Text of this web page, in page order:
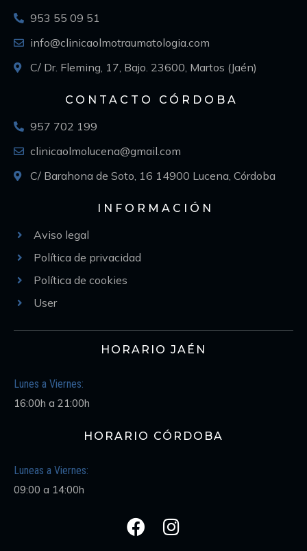
953 55 09 51
info@clinicaolmotraumatologia.com
C/ Dr. Fleming, 17, Bajo. 23600, Martos (Jaén)
CONTACTO CÓRDOBA
957 702 199
clinicaolmolucena@gmail.com
C/ Barahona de Soto, 16 14900 Lucena, Córdoba
INFORMACIÓN
Aviso legal
Política de privacidad
Política de cookies
User
HORARIO JAÉN
Lunes a Viernes:
16:00h a 21:00h
HORARIO CÓRDOBA
Luneas a Viernes:
09:00 a 14:00h